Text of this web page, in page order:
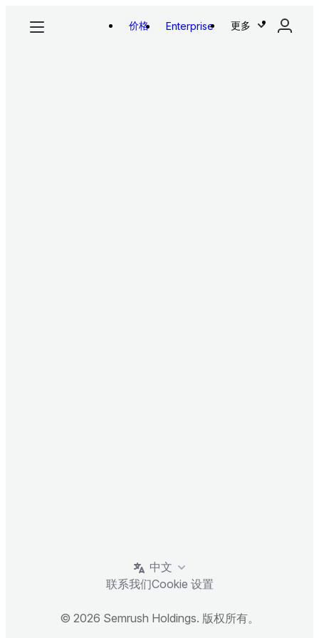
价格 Enterprise 更多
中文
联系我们Cookie 设置
© 2026 Semrush Holdings. 版权所有。